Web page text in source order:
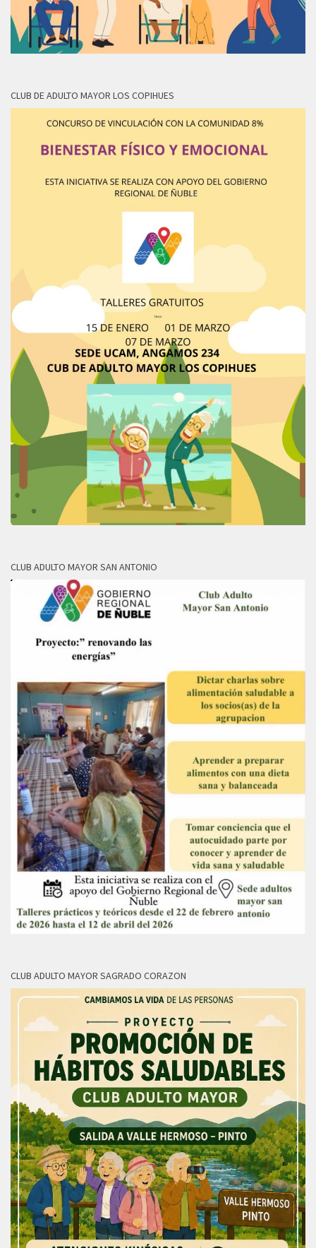
CLUB DE ADULTO MAYOR LOS COPIHUES
CLUB ADULTO MAYOR SAN ANTONIO
CLUB ADULTO MAYOR SAGRADO CORAZON